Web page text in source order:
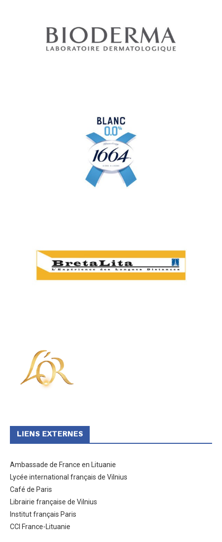
LIENS EXTERNES
Ambassade de France en Lituanie
Lycée international français de Vilnius
Café de Paris
Librairie française de Vilnius
Institut français Paris
CCI France-Lituanie